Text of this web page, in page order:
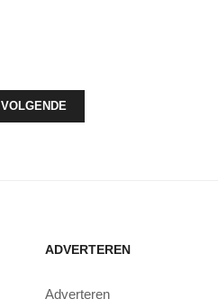
VOLGENDE ARTIKEL: MEUBILAIR
VOLGENDE
ADVERTEREN
Adverteren